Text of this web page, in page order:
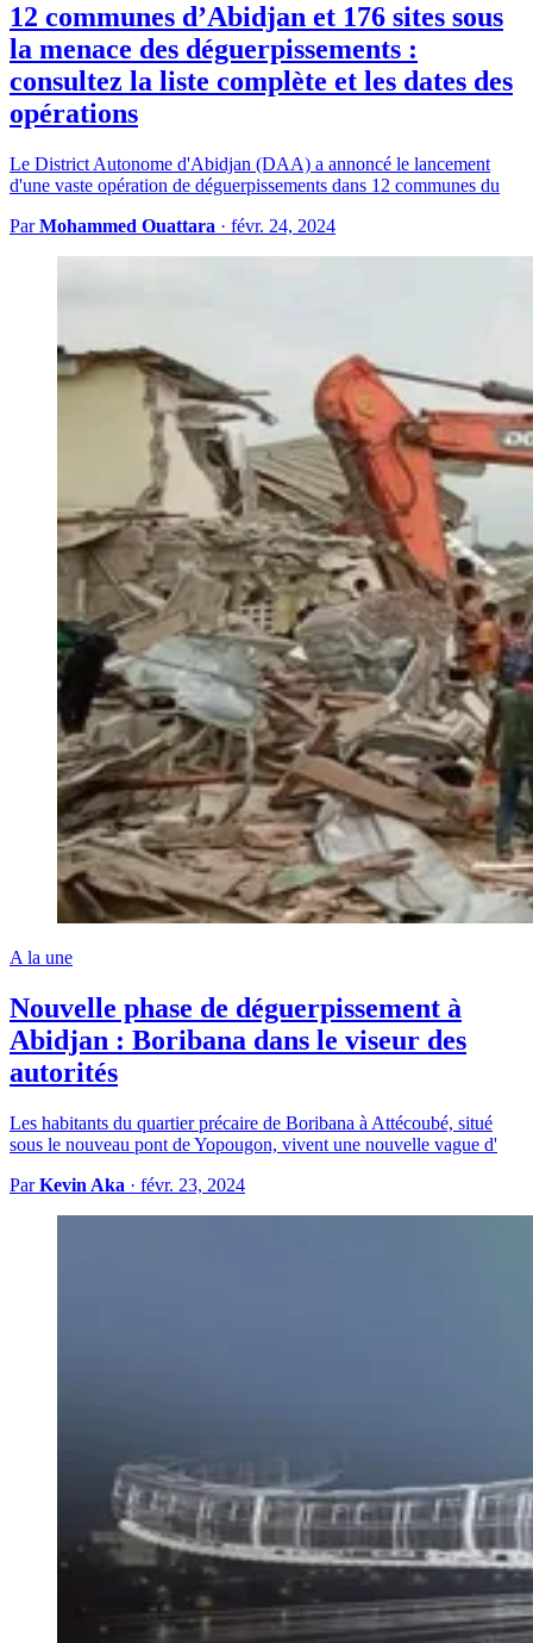
12 communes d’Abidjan et 176 sites sous
la menace des déguerpissements :
consultez la liste complète et les dates des
opérations
Le District Autonome d'Abidjan (DAA) a annoncé le lancement
d'une vaste opération de déguerpissements dans 12 communes du
ParMohammed Ouattara · févr. 24, 2024
A la une
Nouvelle phase de déguerpissement à
Abidjan : Boribana dans le viseur des
autorités
Les habitants du quartier précaire de Boribana à Attécoubé, situé
sous le nouveau pont de Yopougon, vivent une nouvelle vague d'
ParKevin Aka · févr. 23, 2024